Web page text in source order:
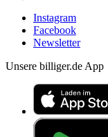
Instagram
Facebook
Newsletter
Unsere billiger.de App